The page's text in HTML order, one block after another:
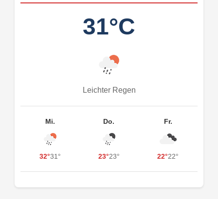
31°C
Leichter Regen
Mi.
32°31°
Do.
23°23°
Fr.
22°22°